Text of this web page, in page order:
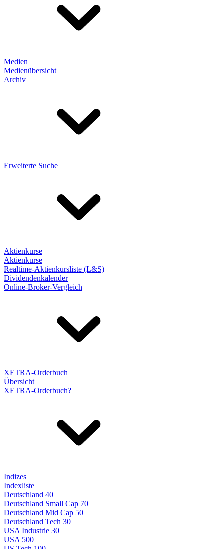
Medien
Medienübersicht
Archiv
Erweiterte Suche
Aktienkurse
Aktienkurse
Realtime-Aktienkursliste (L&S)
Dividendenkalender
Online-Broker-Vergleich
XETRA-Orderbuch
Übersicht
XETRA-Orderbuch?
Indizes
Indexliste
Deutschland 40
Deutschland Small Cap 70
Deutschland Mid Cap 50
Deutschland Tech 30
USA Industrie 30
USA 500